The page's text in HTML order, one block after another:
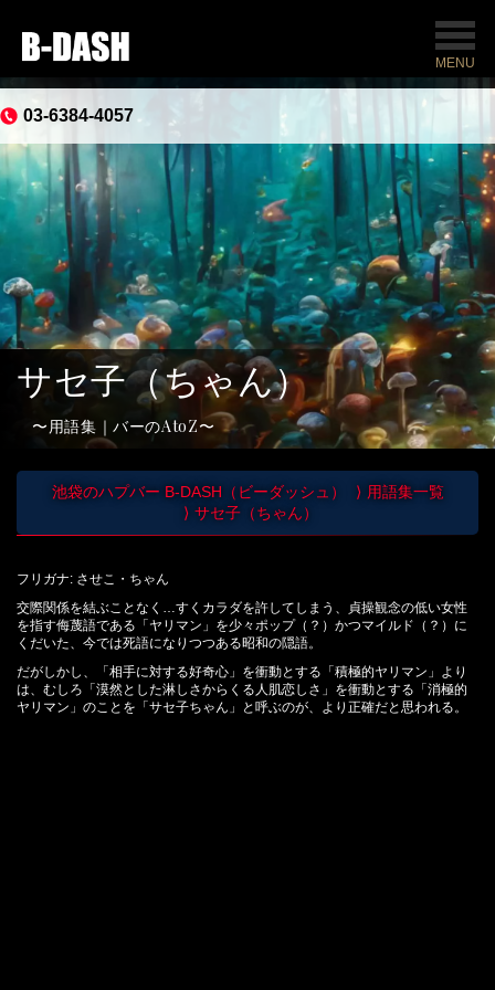
MENU
03-6384-4057
サセ子（ちゃん）
用語集｜バーのAtoZ
池袋のハプバー B-DASH（ビーダッシュ）
用語集一覧
サセ子（ちゃん）
フリガナ: させこ・ちゃん
交際関係を結ぶことなく…すくカラダを許してしまう、貞操観念の低い女性
を指す侮蔑語である「ヤリマン」を少々ポップ（？）かつマイルド（？）に
くだいた、今では死語になりつつある昭和の隠語。
だがしかし、「相手に対する好奇心」を衝動とする「積極的ヤリマン」より
は、むしろ「漠然とした淋しさからくる人肌恋しさ」を衝動とする「消極的
ヤリマン」のことを「サセ子ちゃん」と呼ぶのが、より正確だと思われる。